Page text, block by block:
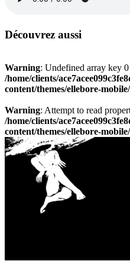
Découvrez aussi
Warning: Undefined array key
/home/clients/
content/themes/ellebore-
Warning: Attempt to read
/home/clients/
content/themes/ellebore-